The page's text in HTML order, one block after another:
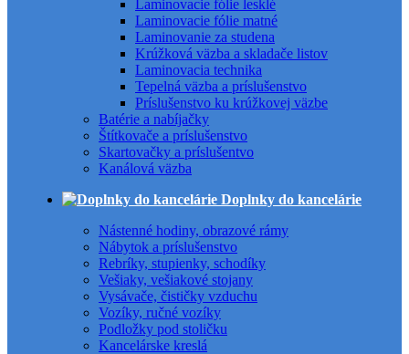
Laminovacie fólie lesklé
Laminovacie fólie matné
Laminovanie za studena
Krúžková väzba a skladače listov
Laminovacia technika
Tepelná väzba a príslušenstvo
Príslušenstvo ku krúžkovej väzbe
Batérie a nabíjačky
Štítkovače a príslušenstvo
Skartovačky a príslušentvo
Kanálová väzba
Doplnky do kancelárie
Nástenné hodiny, obrazové rámy
Nábytok a príslušenstvo
Rebríky, stupienky, schodíky
Vešiaky, vešiakové stojany
Vysávače, čističky vzduchu
Vozíky, ručné vozíky
Podložky pod stoličku
Kancelárske kreslá